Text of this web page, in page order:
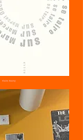
Claire Kueny